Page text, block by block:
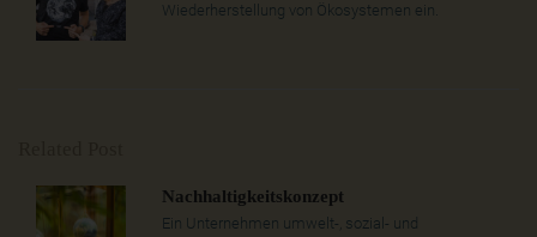
Wiederherstellung von Ökosystemen ein.
Nachhaltigkeitskonzept
Ein Unternehmen umwelt-, sozial- und